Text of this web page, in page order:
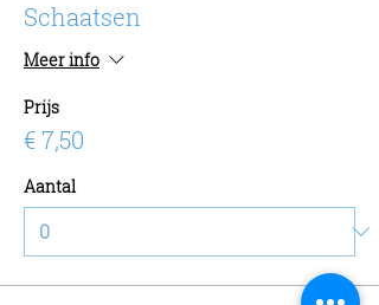
Schaatsen
Meer info
Prijs
€ 7,50
Aantal